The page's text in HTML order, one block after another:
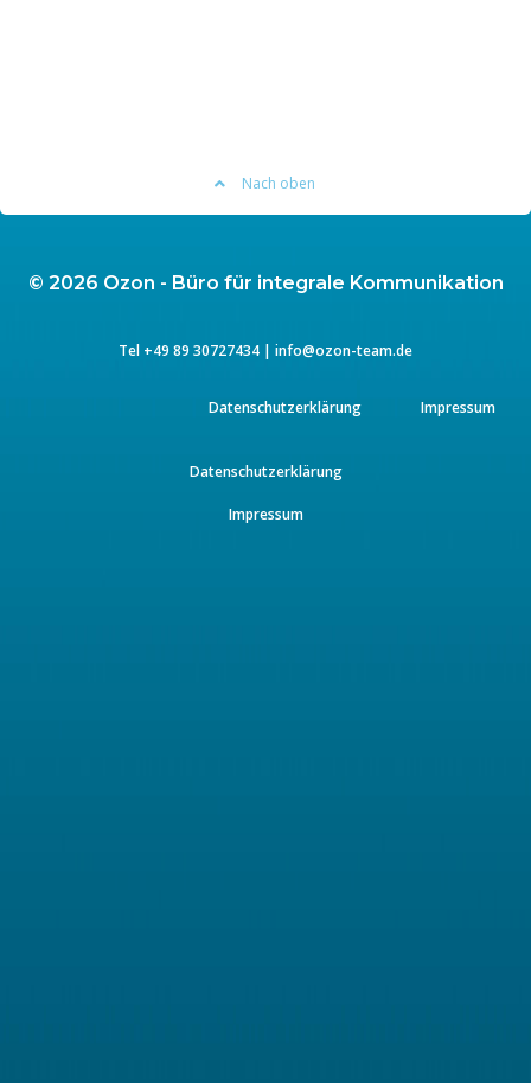
Nach oben
© 2026 Ozon - Büro für integrale Kommunikation
Tel +49 89 30727434 | info@ozon-team.de
Datenschutzerklärung Impressum
Datenschutzerklärung
Impressum